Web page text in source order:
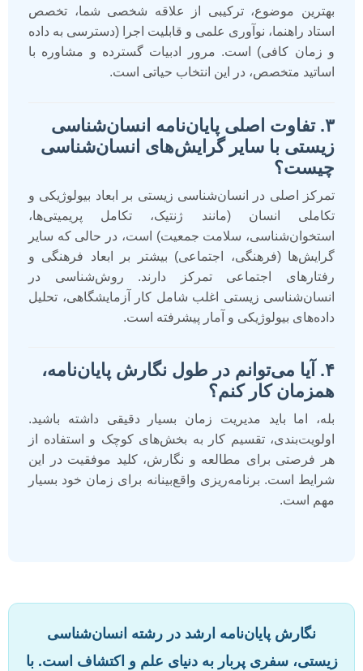
بهترین موضوع، ترکیبی از علاقه شخصی شما، تخصص
استاد راهنما، نوآوری علمی و قابلیت اجرا (دسترسی به داده
و زمان کافی) است. مرور ادبیات گسترده و مشاوره با
اساتید متخصص، در این انتخاب حیاتی است.
۳. تفاوت اصلی پایان‌نامه انسان‌شناسی
زیستی با سایر گرایش‌های انسان‌شناسی
چیست؟
تمرکز اصلی در انسان‌شناسی زیستی بر ابعاد بیولوژیکی و
تکاملی انسان (مانند ژنتیک، تکامل پریمیتی‌ها،
استخوان‌شناسی، سلامت جمعیت) است، در حالی که سایر
گرایش‌ها (فرهنگی، اجتماعی) بیشتر بر ابعاد فرهنگی و
رفتارهای اجتماعی تمرکز دارند. روش‌شناسی در
انسان‌شناسی زیستی اغلب شامل کار آزمایشگاهی، تحلیل
داده‌های بیولوژیکی و آمار پیشرفته است.
۴. آیا می‌توانم در طول نگارش پایان‌نامه،
همزمان کار کنم؟
بله، اما باید مدیریت زمان بسیار دقیقی داشته باشید.
اولویت‌بندی، تقسیم کار به بخش‌های کوچک و استفاده از
هر فرصتی برای مطالعه و نگارش، کلید موفقیت در این
شرایط است. برنامه‌ریزی واقع‌بینانه برای زمان خود بسیار
مهم است.
نگارش پایان‌نامه ارشد در رشته انسان‌شناسی
زیستی، سفری پربار به دنیای علم و اکتشاف است. با